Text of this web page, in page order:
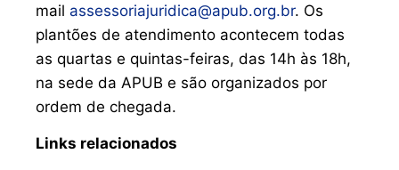
mail assessoriajuridica@apub.org.br. Os
plantões de atendimento acontecem todas
as quartas e quintas-feiras, das 14h às 18h,
na sede da APUB e são organizados por
ordem de chegada.
Links relacionados